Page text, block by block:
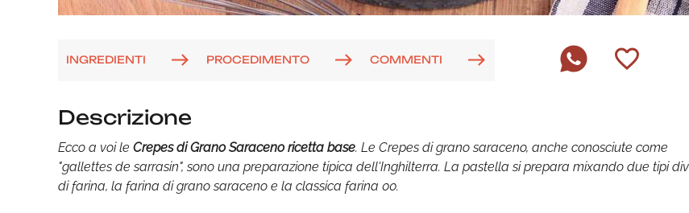
INGREDIENTI PROCEDIMENTO COMMENTI
Descrizione
Ecco a voi le Crepes di Grano Saraceno ricetta base. Le Crepes di grano saraceno, anche conosciute come
"gallettes de sarrasin", sono una preparazione tipica dell'Inghilterra. La pastella si prepara mixando due tipi
di farina, la farina di grano saraceno e la classica farina 00.